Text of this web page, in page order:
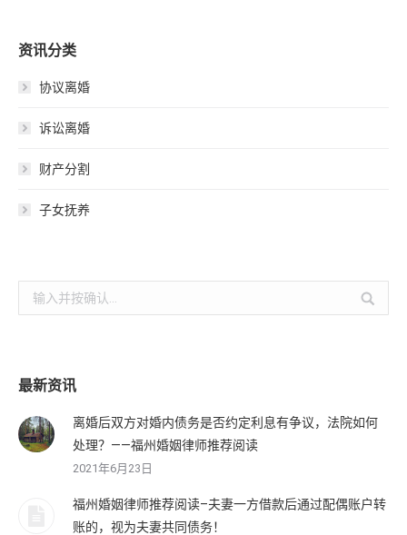
资讯分类
协议离婚
诉讼离婚
财产分割
子女抚养
索：
最新资讯
离婚后双方对婚内债务是否约定利息有争议，法院如何
处理？——福州婚姻律师推荐阅读
2021年6月23日
福州婚姻律师推荐阅读–夫妻一方借款后通过配偶账户转
账的，视为夫妻共同债务！